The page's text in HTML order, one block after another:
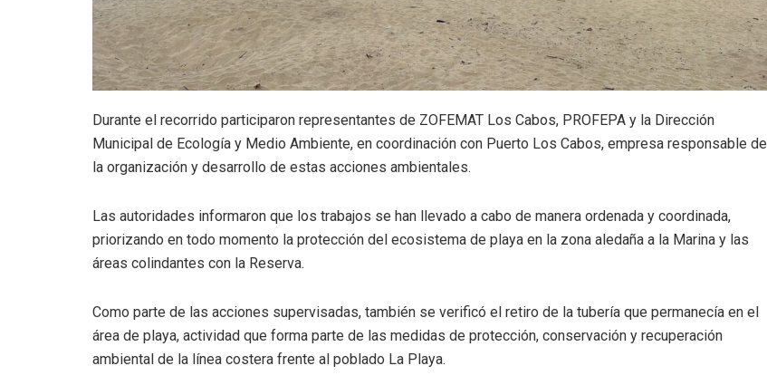
Durante el recorrido participaron representantes de ZOFEMAT Los Cabos, PROFEPA y la Dirección
Municipal de Ecología y Medio Ambiente, en coordinación con Puerto Los Cabos, empresa responsable de
la organización y desarrollo de estas acciones ambientales.
Las autoridades informaron que los trabajos se han llevado a cabo de manera ordenada y coordinada,
priorizando en todo momento la protección del ecosistema de playa en la zona aledaña a la Marina y las
áreas colindantes con la Reserva.
Como parte de las acciones supervisadas, también se verificó el retiro de la tubería que permanecía en el
área de playa, actividad que forma parte de las medidas de protección, conservación y recuperación
ambiental de la línea costera frente al poblado La Playa.